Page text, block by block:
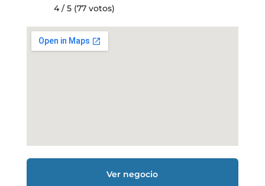
4 / 5 (77 votos)
Ver negocio